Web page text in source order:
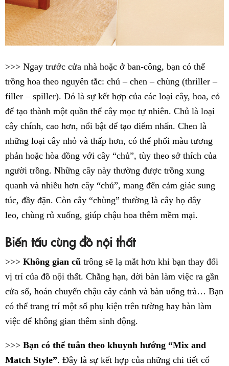
>>> Ngay trước cửa nhà hoặc ở ban-công, bạn có thể
trồng hoa theo nguyên tắc: chủ – chen – chùng (thriller –
filler – spiller). Đó là sự kết hợp của các loại cây, hoa, cỏ
để tạo thành một quần thể cây mọc tự nhiên. Chủ là loại
cây chính, cao hơn, nổi bật để tạo điểm nhấn. Chen là
những loại cây nhỏ và thấp hơn, có thể phối màu tương
phản hoặc hòa đồng với cây “chủ”, tùy theo sở thích của
người trồng. Những cây này thường được trồng xung
quanh và nhiều hơn cây “chủ”, mang đến cảm giác sung
túc, đầy đặn. Còn cây “chùng” thường là cây họ dây
leo, chùng rủ xuống, giúp chậu hoa thêm mềm mại.
Biến tấu cùng đồ nội thất
>>> Không gian cũ trông sẽ lạ mắt hơn khi bạn thay đổi
vị trí của đồ nội thất. Chẳng hạn, dời bàn làm việc ra gần
cửa sổ, hoán chuyển chậu cây cảnh và bàn uống trà… Bạn
có thể trang trí một số phụ kiện trên tường hay bàn làm
việc để không gian thêm sinh động.
>>> Bạn có thể tuân theo khuynh hướng “Mix and
Match Style”. Đây là sự kết hợp của những chi tiết cổ